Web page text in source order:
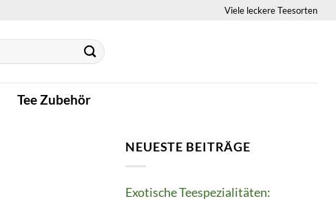
Viele leckere Teesorten
Tee Zubehör
NEUESTE BEITRÄGE
Exotische Teespezialitäten: